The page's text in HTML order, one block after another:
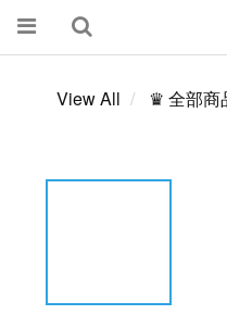
View All ♛ 全部商